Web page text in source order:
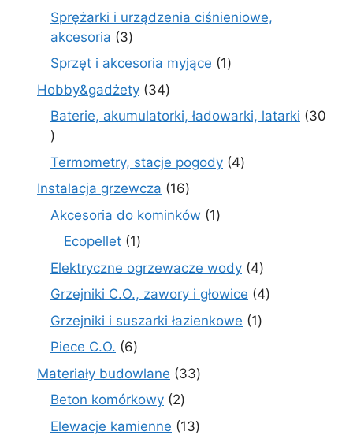
produkty
Sprężarki i urządzenia ciśnieniowe,
akcesoria
33
produkty
Sprzęt i akcesoria myjące 11
Hobby&gadżety 3434
produkty
Baterie, akumulatorki, ładowarki, latarki
30
30
produktów
Termometry, stacje pogody 44
Instalacja grzewcza 1616
produktów
Akcesoria do kominków 11
Ecopellet 11
Elektryczne ogrzewacze wody 44
produkty
Grzejniki C.O., zawory i głowice 44
Grzejniki i suszarki łazienkowe 11
Piece C.O. 66
produktów
Materiały budowlane 3333
Beton komórkowy 22
produkty
Elewacje kamienne 1313